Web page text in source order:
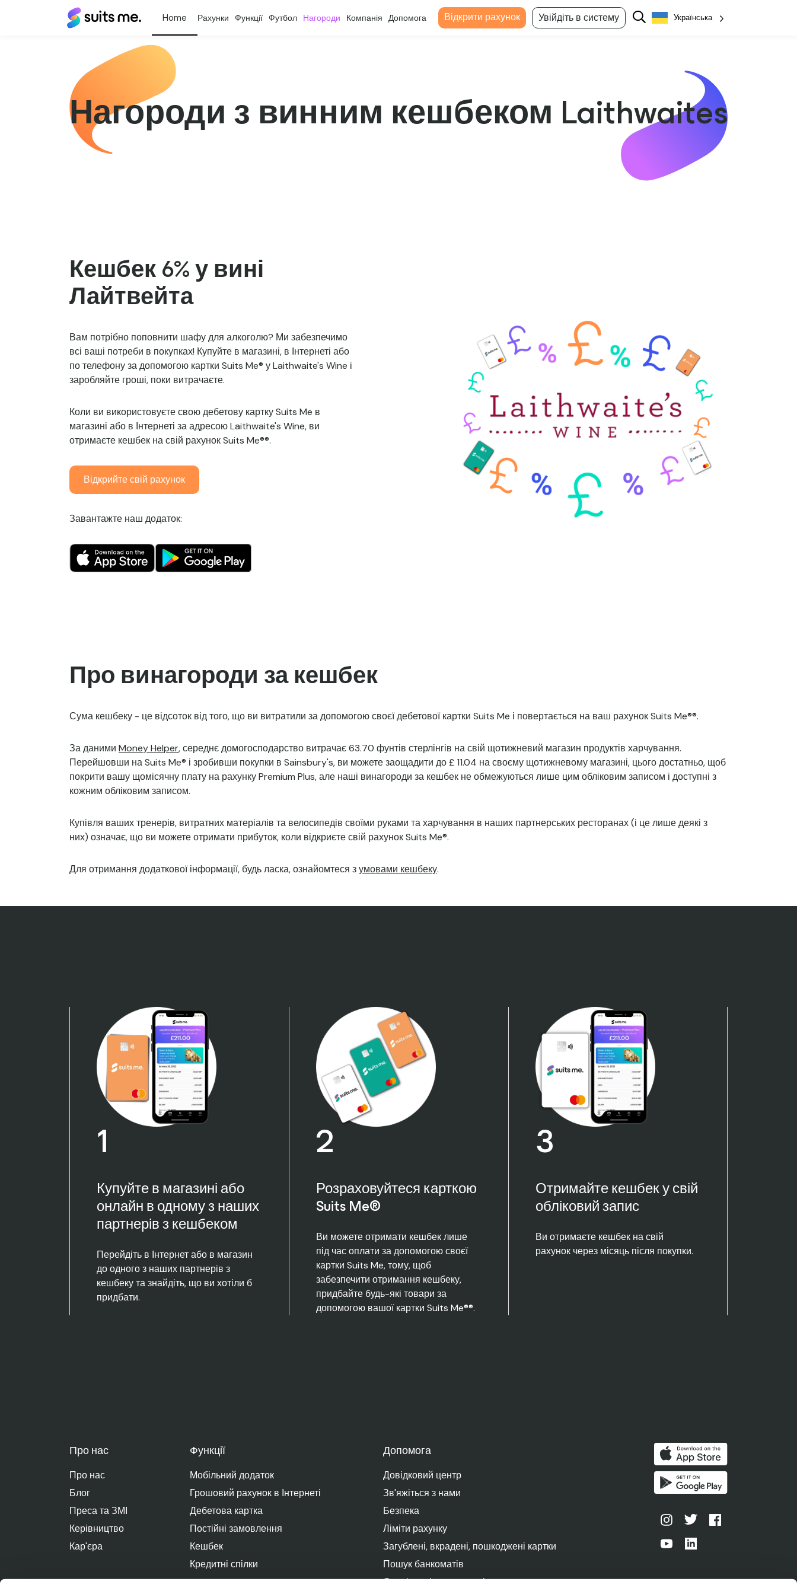
Suits
Me®
(Підходить
Рахунки Функції Футбол Нагороди Компанія Допомога Відкрити рахунок Увійдіть в систему Українська
Нагороди з винним кешбеком Laithwaites
Кешбек 6% у вині
Лайтвейта
Вам потрібно поповнити шафу для алкоголю? Ми забезпечимо
всі ваші потреби в покупках! Купуйте в магазині, в Інтернеті або
по телефону за допомогою картки Suits Me® у Laithwaite's Wine і
заробляйте гроші, поки витрачаєте.
Коли ви використовуєте свою дебетову картку Suits Me в
магазині або в Інтернеті за адресою Laithwaite's Wine, ви
отримаєте кешбек на свій рахунок Suits Me®®.
Відкрийте свій рахунок
Завантажте наш додаток:
Про винагороди за кешбек
Сума кешбеку - це відсоток від того, що ви витратили за допомогою своєї дебетової картки Suits Me і повертається на ваш рахунок Suits Me®®.
За даними Money Helper, середнє домогосподарство витрачає 63.70 фунтів стерлінгів на свій щотижневий магазин продуктів харчування.
Перейшовши на Suits Me® і зробивши покупки в Sainsbury's, ви можете заощадити до £ 11.04 на своєму щотижневому магазині, цього достатньо, щоб
покрити вашу щомісячну плату на рахунку Premium Plus, але наші винагороди за кешбек не обмежуються лише цим обліковим записом і доступні з
кожним обліковим записом.
Купівля ваших тренерів, витратних матеріалів та велосипедів своїми руками та харчування в наших партнерських ресторанах (і це лише деякі з
них) означає, що ви можете отримати прибуток, коли відкриєте свій рахунок Suits Me®.
Для отримання додаткової інформації, будь ласка, ознайомтеся зумовами кешбеку.
1
Купуйте в магазині або
онлайн в одному з наших
партнерів з кешбеком
Перейдіть в Інтернет або в магазин
до одного з наших партнерів з
кешбеку та знайдіть, що ви хотіли б
придбати.
2
Розраховуйтеся карткою
Suits Me®
Ви можете отримати кешбек лише
під час оплати за допомогою своєї
картки Suits Me, тому, щоб
забезпечити отримання кешбеку,
придбайте будь-які товари за
допомогою вашої картки Suits Me®®.
3
Отримайте кешбек у свій
обліковий запис
Ви отримаєте кешбек на свій
рахунок через місяць після покупки.
Про нас
Про нас
Блог
Преса та ЗМІ
Керівництво
Кар'єра
Функції
Мобільний додаток
Грошовий рахунок в Інтернеті
Дебетова картка
Постійні замовлення
Кешбек
Кредитні спілки
Допомога
Довідковий центр
Зв'яжіться з нами
Безпека
Ліміти рахунку
Загублені, вкрадені, пошкоджені картки
Пошук банкоматів
Спеціальні можливості